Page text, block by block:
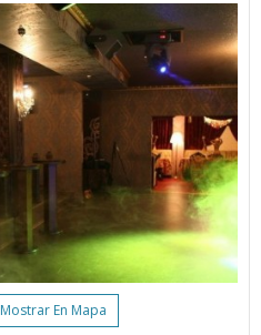
Mostrar En Mapa